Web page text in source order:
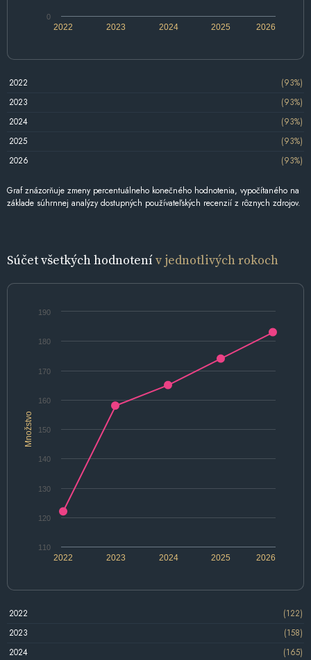
2022 2024 2026
2023 2025
0
2022
(93%)
2023
(93%)
2024
(93%)
2025
(93%)
2026
(93%)
Graf znázorňuje zmeny percentuálneho konečného hodnotenia, vypočítaného na
základe súhrnnej analýzy dostupných používateľských recenzií z rôznych zdrojov.
Súčet všetkých hodnotenív jednotlivých rokoch
Množstvo
2022 2024 2026
2023 2025
110
120
130
140
150
160
170
180
190
2022
(122)
2023
(158)
2024
(165)